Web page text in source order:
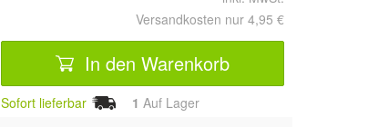
Versandkosten nur 4,95 €
In den Warenkorb
Sofort lieferbar 1 Auf Lager